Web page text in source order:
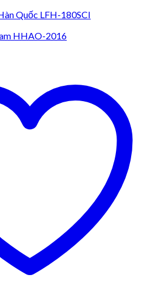
Quốc LFH-180SCI